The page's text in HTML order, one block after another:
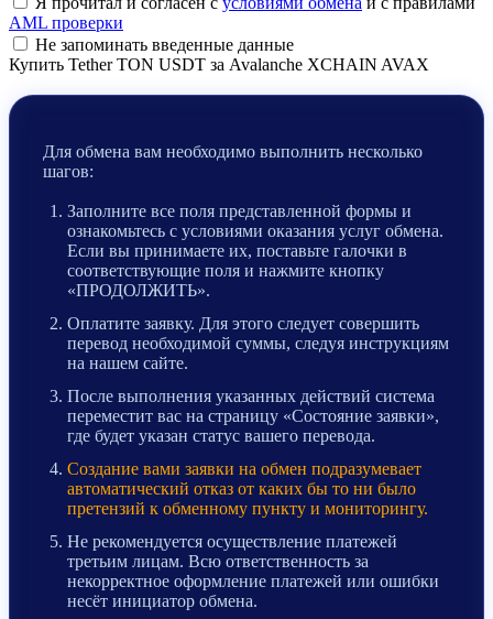
AML проверки
Не запоминать введенные данные
Купить Tether TON USDT за Avalanche XCHAIN AVAX
Для обмена вам необходимо выполнить несколько
шагов:
Заполните все поля представленной формы и
ознакомьтесь с условиями оказания услуг обмена.
Если вы принимаете их, поставьте галочки в
соответствующие поля и нажмите кнопку
«ПРОДОЛЖИТЬ».
Оплатите заявку. Для этого следует совершить
перевод необходимой суммы, следуя инструкциям
на нашем сайте.
После выполнения указанных действий система
переместит вас на страницу «Состояние заявки»,
где будет указан статус вашего перевода.
Создание вами заявки на обмен подразумевает
автоматический отказ от каких бы то ни было
претензий к обменному пункту и мониторингу.
Не рекомендуется осуществление платежей
третьим лицам. Всю ответственность за
некорректное оформление платежей или ошибки
несёт инициатор обмена.